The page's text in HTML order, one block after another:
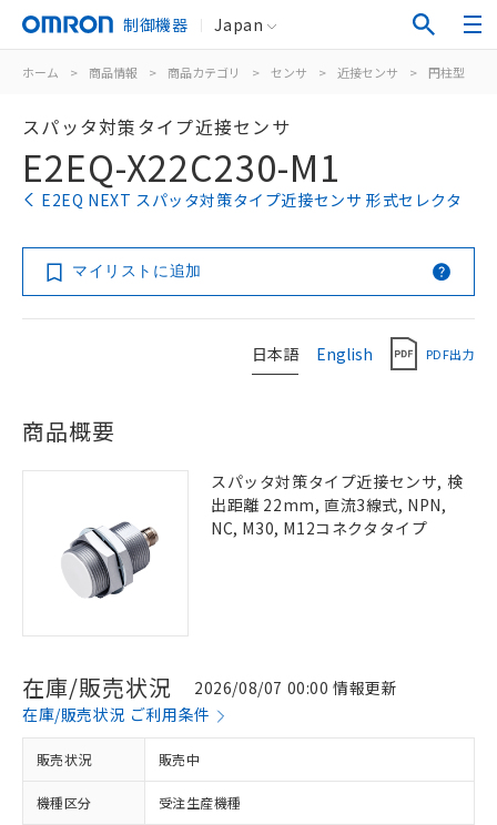
制御機器 Japan
ホーム > 商品情報 > 商品カテゴリ > センサ > 近接センサ > 円柱型
スパッタ対策タイプ近接センサ
E2EQ-X22C230-M1
E2EQ NEXT スパッタ対策タイプ近接センサ 形式セレクタ
マイリストに追加
日本語 English PDF出力
商品概要
スパッタ対策タイプ近接センサ, 検
出距離 22mm, 直流3線式, NPN,
NC, M30, M12コネクタタイプ
在庫/販売状況
2026/08/07 00:00 情報更新
在庫/販売状況 ご利用条件
販売状況 販売中
機種区分 受注生産機種